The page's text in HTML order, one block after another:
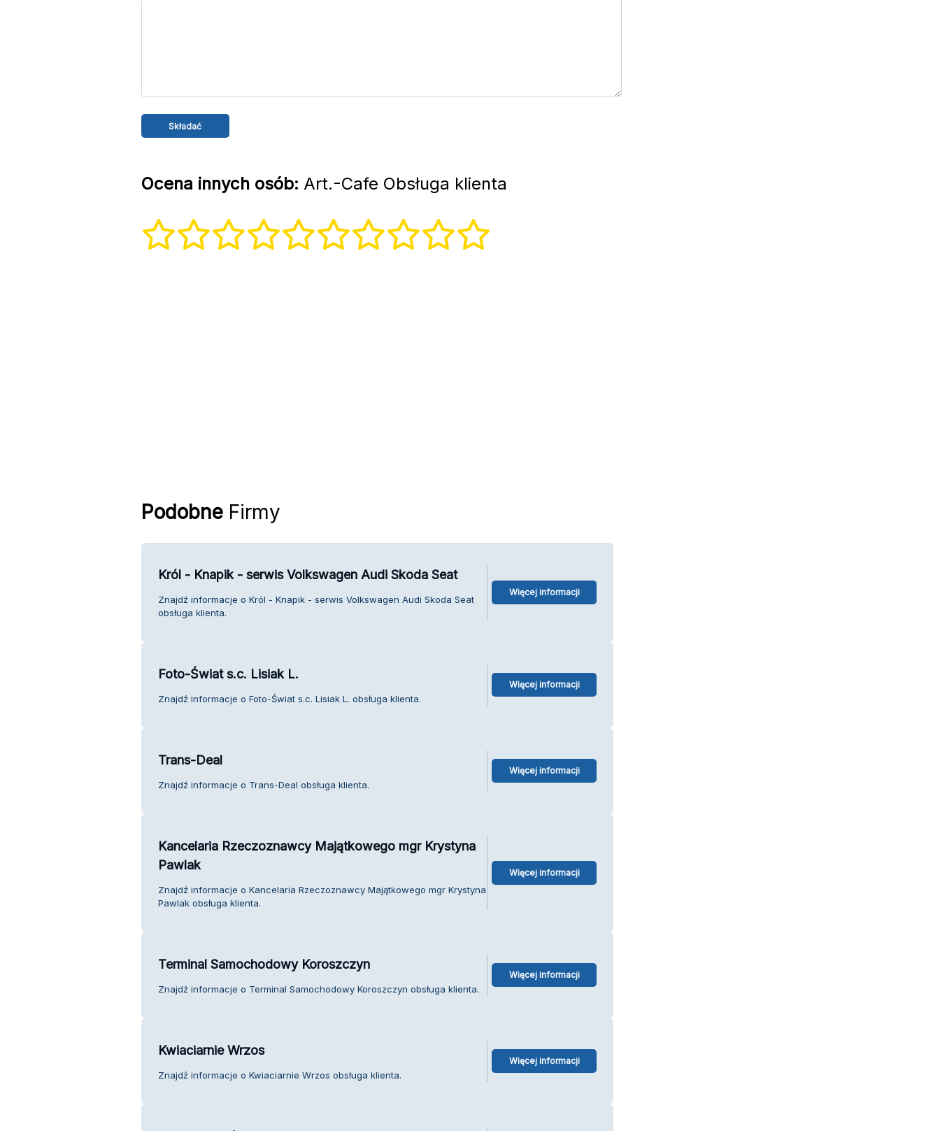
Ocena innych osób: Art.-Cafe Obsługa klienta
PodobneFirmy
Król - Knapik - serwis Volkswagen Audi Skoda Seat
Znajdź informacje o Król - Knapik - serwis Volkswagen Audi Skoda Seat
obsługa klienta.
Więcej informacji
Foto-Świat s.c. Lisiak L.
Znajdź informacje o Foto-Świat s.c. Lisiak L. obsługa klienta.
Więcej informacji
Trans-Deal
Znajdź informacje o Trans-Deal obsługa klienta.
Więcej informacji
Kancelaria Rzeczoznawcy Majątkowego mgr Krystyna
Pawlak
Znajdź informacje o Kancelaria Rzeczoznawcy Majątkowego mgr Krystyna
Pawlak obsługa klienta.
Więcej informacji
Terminal Samochodowy Koroszczyn
Znajdź informacje o Terminal Samochodowy Koroszczyn obsługa klienta.
Więcej informacji
Kwiaciarnie Wrzos
Znajdź informacje o Kwiaciarnie Wrzos obsługa klienta.
Więcej informacji